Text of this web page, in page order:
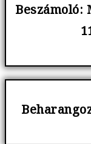
Beszámoló: